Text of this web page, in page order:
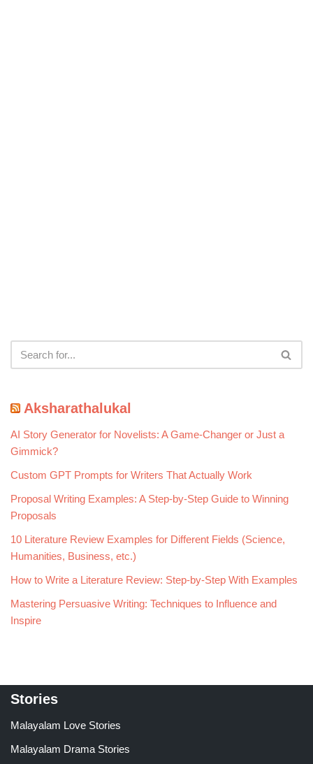
Aksharathalukal
AI Story Generator for Novelists: A Game-Changer or Just a
Gimmick?
Custom GPT Prompts for Writers That Actually Work
Proposal Writing Examples: A Step-by-Step Guide to Winning
Proposals
10 Literature Review Examples for Different Fields (Science,
Humanities, Business, etc.)
How to Write a Literature Review: Step-by-Step With Examples
Mastering Persuasive Writing: Techniques to Influence and
Inspire
Stories
Malayalam Love Stories
Malayalam Drama Stories